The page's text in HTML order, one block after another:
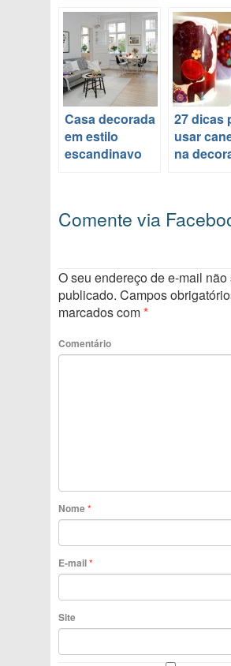
Casa decorada
em estilo
escandinavo
27 dicas
usar
na
Comente via
O seu endereço de e-mail não
publicado. Campos
marcados com*
Comentário
Nome*
E-mail*
Site